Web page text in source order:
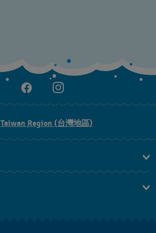
Taiwan Region (台灣地區)